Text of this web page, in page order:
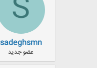
S
sadeghsmn
عضو جدید